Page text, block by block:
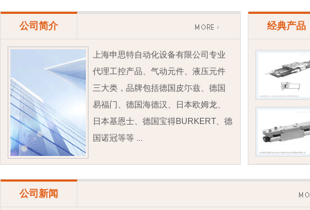
公司简介
上海申思特自动化设备有限公司专业
代理工控产品、气动元件、液压元件
三大类，品牌包括德国皮尓兹、德国
易福门、德国海德汉、日本欧姆龙、
日本基恩士、德国宝得BURKERT、德
国诺冠等等 ...
经典产品
公司新闻